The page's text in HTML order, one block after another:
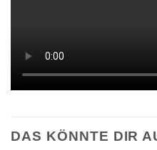
DAS KÖNNTE DIR